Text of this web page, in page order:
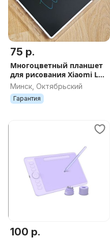
75 р.
Многоцветный планшет
для рисования Xiaomi LCD
Writing Tablet 13.5'' Color
Edition
Минск, Октябрьский
Гарантия
100 р.